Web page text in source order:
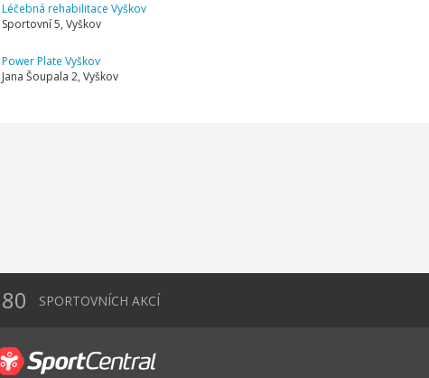
Léčebná rehabilitace Vyškov
Sportovní 5, Vyškov
Power Plate Vyškov
Jana Šoupala 2, Vyškov
SPORTOVNÍCH AKCÍ